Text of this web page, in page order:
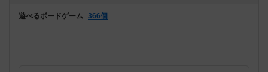
遊べるボードゲーム 366個